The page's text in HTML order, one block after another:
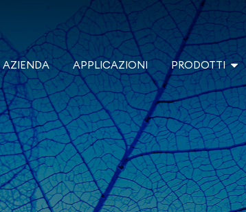
AZIENDA APPLICAZIONI PRODOTTI